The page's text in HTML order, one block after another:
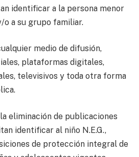
identificar a la persona menor
o a su grupo familiar.
medio de difusión,
plataformas digitales,
televisivos y toda otra forma
eliminación de publicaciones
identificar al niño N.E.G.,
de protección integral de